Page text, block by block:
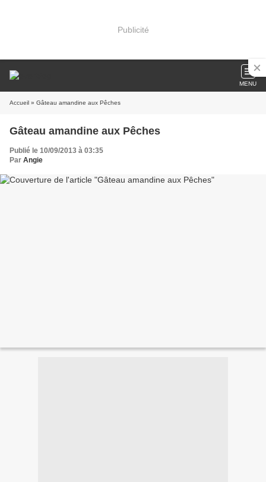
Publicité
MENU
Accueil » Gâteau amandine aux Pêches
Gâteau amandine aux Pêches
Publié le 10/09/2013 à 03:35
Par Angie